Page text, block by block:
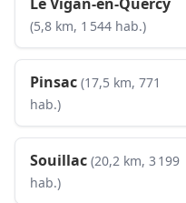
(5,8 km, 1 544 hab.)
Pinsac (17,5 km, 771
hab.)
Souillac (20,2 km, 3 199
hab.)